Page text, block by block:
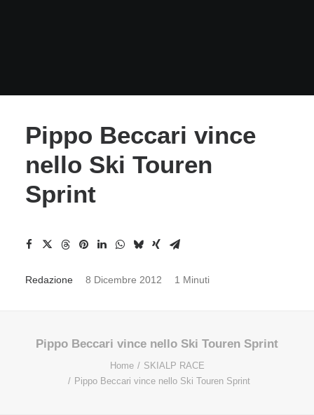
Pippo Beccari vince
nello Ski Touren
Sprint
Redazione 8 Dicembre 2012 1 Minuti
Pippo Beccari vince nello Ski Touren Sprint
Home
SKIALP RACE
Pippo Beccari vince nello Ski Touren Sprint